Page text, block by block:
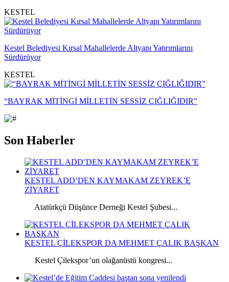
KESTEL
Kestel Belediyesi Kırsal Mahallelerde Altyapı Yatırımlarını
Sürdürüyor
KESTEL
“BAYRAK MİTİNGİ MİLLETİN SESSİZ ÇIĞLIĞIDIR”
Son Haberler
KESTEL ADD’DEN KAYMAKAM ZEYREK’E
ZİYARET
Atatürkçü Düşünce Derneği Kestel Şubesi...
KESTEL ÇİLEKSPOR DA MEHMET ÇALIK BAŞKAN
Kestel Çilekspor’un olağanüstü kongresi...